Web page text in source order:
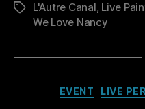
Étiquettes
L'Autre Canal, Live
We Love Nancy
EVENT LIVE